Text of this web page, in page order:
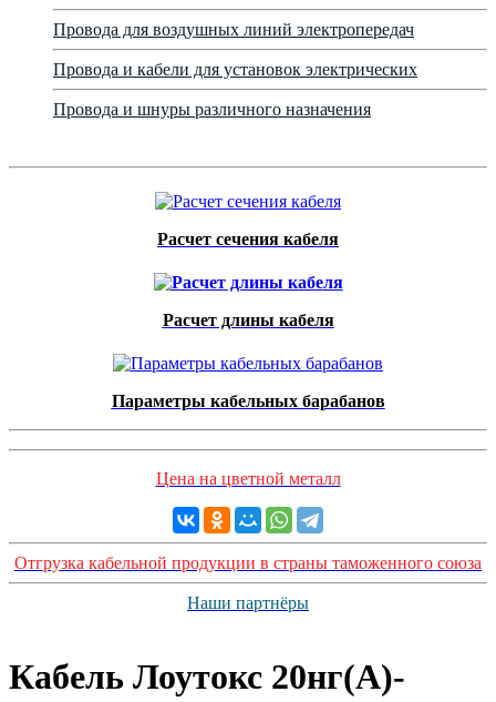
Провода для воздушных линий электропередач
Провода и кабели для установок электрических
Провода и шнуры различного назначения
Расчет сечения кабеля
Расчет длины кабеля
Параметры кабельных барабанов
Цена на цветной металл
Отгрузка кабельной продукции в страны таможенного союза
Наши партнёры
Кабель Лоутокс 20нг(А)-